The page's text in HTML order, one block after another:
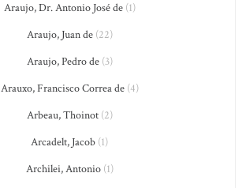
Araujo, Dr. Antonio José de(1)
Araujo, Juan de(22)
Araujo, Pedro de(3)
Arauxo, Francisco Correa de(4)
Arbeau, Thoinot(2)
Arcadelt, Jacob (1)
Archilei, Antonio(1)